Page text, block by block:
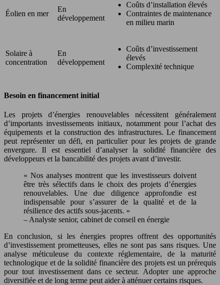
Éolien en mer
En
développement
Coûts d’installation élevés
Contraintes de maintenance
en milieu marin
Solaire à
concentration
En
développement
Coûts d’investissement
élevés
Complexité technique
Besoin en financement initial
Les projets d’énergies renouvelables nécessitent généralement
d’importants investissements initiaux, notamment pour l’achat des
équipements et la construction des infrastructures. Le financement
peut représenter un défi, en particulier pour les projets de grande
envergure. Il est essentiel d’analyser la solidité financière des
développeurs et la bancabilité des projets avant d’investir.
« Nos analyses montrent que les investisseurs doivent
être très sélectifs dans le choix des projets d’énergies
renouvelables. Une due diligence approfondie est
indispensable pour s’assurer de la qualité et de la
résilience des actifs sous-jacents. »
– Analyste senior, cabinet de conseil en énergie
En conclusion, si les énergies propres offrent des opportunités
d’investissement prometteuses, elles ne sont pas sans risques. Une
analyse méticuleuse du contexte réglementaire, de la maturité
technologique et de la solidité financière des projets est un prérequis
pour tout investissement dans ce secteur. Adopter une approche
diversifiée et de long terme peut aider à atténuer certains risques.